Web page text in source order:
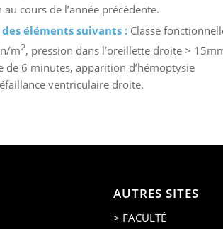
cours de l’année précédente.
éléments suivants : Classe
m2, pression dans l’oreillette droite >
6 minutes, apparition d’hémoptysie
ventriculaire droite.
AUTRES SITES
> FACULTÉ